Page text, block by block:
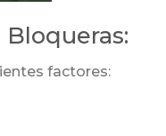
factores: